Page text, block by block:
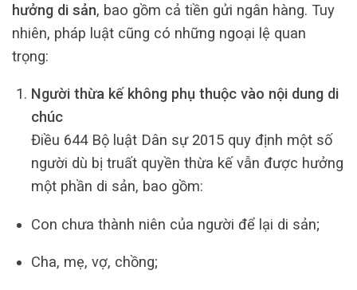
hưởng di sản, bao gồm cả tiền gửi ngân hàng. Tuy
nhiên, pháp luật cũng có những ngoại lệ quan
trọng:
Người thừa kế không phụ thuộc vào nội dung di
chúc
Điều 644 Bộ luật Dân sự 2015 quy định một số
người dù bị truất quyền thừa kế vẫn được hưởng
một phần di sản, bao gồm:
Con chưa thành niên của người để lại di sản;
Cha, mẹ, vợ, chồng;